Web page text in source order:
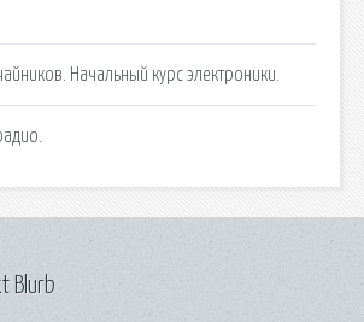
Начальный курс электроники.
Blurb